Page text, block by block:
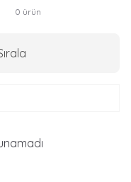
0 ürün